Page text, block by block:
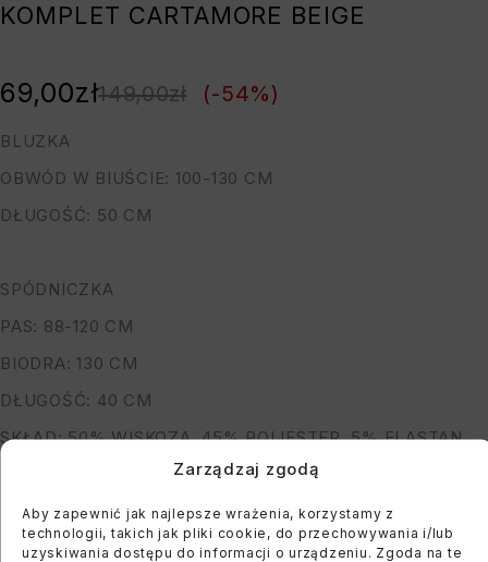
Zarządzaj zgodą
Aby zapewnić jak najlepsze wrażenia, korzystamy z
technologii, takich jak pliki cookie, do przechowywania i/lub
uzyskiwania dostępu do informacji o urządzeniu. Zgoda na te
KOMPLET CARTAMORE BEIGE
BLUZKA
OBWÓD W BIUŚCIE: 100-130 CM
DŁUGOŚĆ: 50 CM
SPÓDNICZKA
PAS: 88-120 CM
BIODRA: 130 CM
DŁUGOŚĆ: 40 CM
SKŁAD: 50% WISKOZA, 45% POLIESTER, 5% ELASTAN
*PODANE WYMIARY SĄ MAKSYMALNYMI
MODELKA MA 164 CM WZROSTU, OBWÓD BIUSTU 122
CM I BIODER: 118 CM
149,00zł
69,00zł (-54%)